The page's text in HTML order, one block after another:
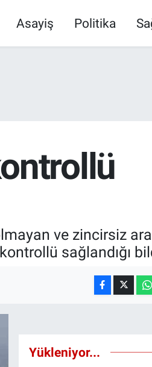
Asayiş Politika
ve zincirsiz
sağlandığı
Yükleniyor...